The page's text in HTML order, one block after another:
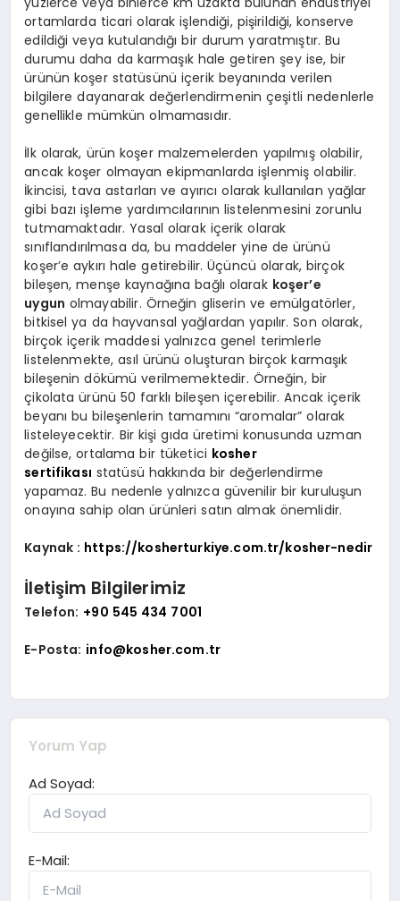
ortamlarda ticari olarak işlendiği, pişirildiği, konserve
edildiği veya kutulandığı bir durum yaratmıştır. Bu
durumu daha da karmaşık hale getiren şey ise, bir
ürünün koşer statüsünü içerik beyanında verilen
bilgilere dayanarak değerlendirmenin çeşitli nedenlerle
genellikle mümkün olmamasıdır.
İlk olarak, ürün koşer malzemelerden yapılmış olabilir,
ancak koşer olmayan ekipmanlarda işlenmiş olabilir.
İkincisi, tava astarları ve ayırıcı olarak kullanılan yağlar
gibi bazı işleme yardımcılarının listelenmesini zorunlu
tutmamaktadır. Yasal olarak içerik olarak
sınıflandırılmasa da, bu maddeler yine de ürünü
koşer’e aykırı hale getirebilir. Üçüncü olarak, birçok
bileşen, menşe kaynağına bağlı olarak koşer’e
uygun olmayabilir. Örneğin gliserin ve emülgatörler,
bitkisel ya da hayvansal yağlardan yapılır. Son olarak,
birçok içerik maddesi yalnızca genel terimlerle
listelenmekte, asıl ürünü oluşturan birçok karmaşık
bileşenin dökümü verilmemektedir. Örneğin, bir
çikolata ürünü 50 farklı bileşen içerebilir. Ancak içerik
beyanı bu bileşenlerin tamamını “aromalar” olarak
listeleyecektir. Bir kişi gıda üretimi konusunda uzman
değilse, ortalama bir tüketici kosher
sertifikası statüsü hakkında bir değerlendirme
yapamaz. Bu nedenle yalnızca güvenilir bir kuruluşun
onayına sahip olan ürünleri satın almak önemlidir.
Kaynak : https://kosherturkiye.com.tr/kosher-nedir
İletişim Bilgilerimiz
Telefon: +90 545 434 7001
E-Posta: info@kosher.com.tr
Yorum Yap
Ad Soyad:
E-Mail: